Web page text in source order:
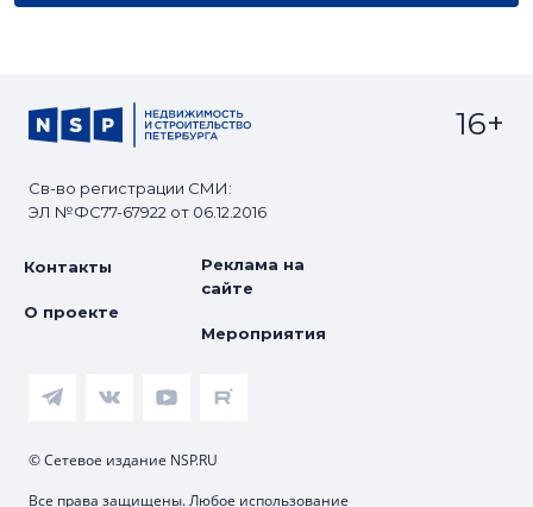
Св-во регистрации СМИ:
ЭЛ №ФС77-67922 от 06.12.2016
16+
Контакты
О проекте
Реклама на
сайте
Мероприятия
© Сетевое издание NSP.RU
Все права защищены. Любое использование